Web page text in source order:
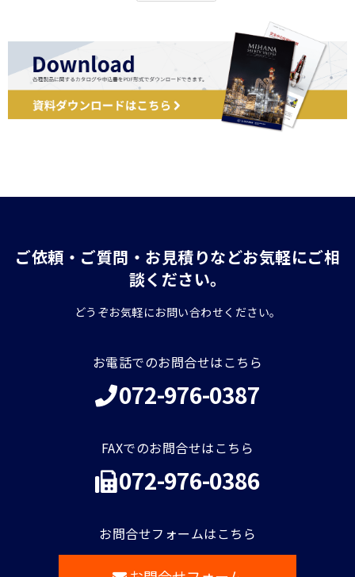
ご依頼・ご質問・お見積りなどお気軽にご相
談ください。
どうぞお気軽にお問い合わせください。
お電話でのお問合せはこちら
072-976-0387
FAXでのお問合せはこちら
072-976-0386
お問合せフォームはこちら